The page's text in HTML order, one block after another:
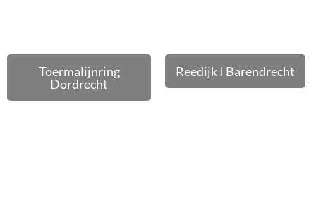
Toermalijnring
Dordrecht
Reedijk I Barendrecht